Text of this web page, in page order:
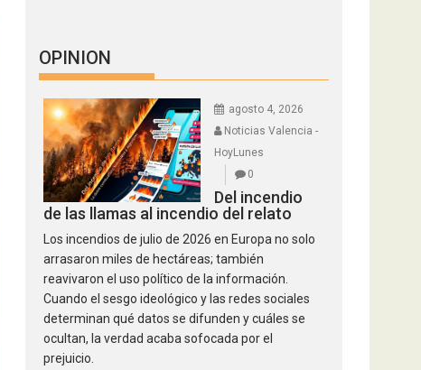
OPINION
agosto 4, 2026
Noticias Valencia -
HoyLunes
0
Del incendio
de las llamas al incendio del relato
Los incendios de julio de 2026 en Europa no solo
arrasaron miles de hectáreas; también
reavivaron el uso político de la información.
Cuando el sesgo ideológico y las redes sociales
determinan qué datos se difunden y cuáles se
ocultan, la verdad acaba sofocada por el
prejuicio.